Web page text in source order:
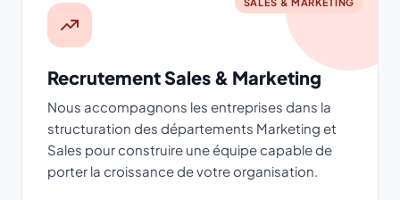
Recrutement Sales & Marketing
Nous accompagnons les entreprises dans la
structuration des départements Marketing et
Sales pour construire une équipe capable de
porter la croissance de votre organisation.